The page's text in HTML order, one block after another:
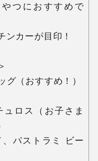
つにおすすめで
ンカーが目印！
（おすすめ！）
ロス（お子さま
パストラミ ビー